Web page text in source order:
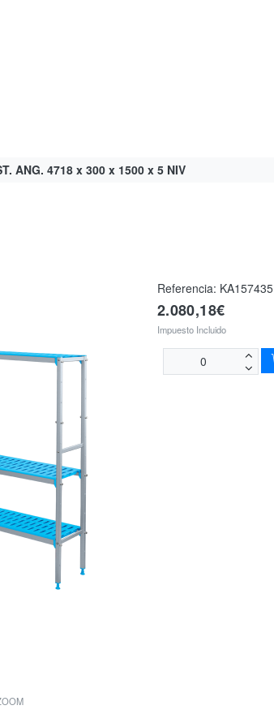
ANG. 4718 x 300 x 1500 x 5 NIV
Referencia: KA157435
2.080,18€
Impuesto Incluido